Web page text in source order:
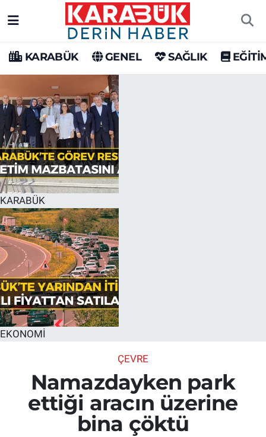
KARABÜK GENEL SAĞLIK
KARABÜK
EKONOMİ
ÇEVRE
Namazdayken park
ettiği aracın üzerine
bina çöktü
Karabük Hava Durumu
Karabük Trafik Yoğunluk Haritası
Süper Lig Puan Durumu ve Fikstür
Tüm Manşetler
Son Dakika Haberleri
Haber Arşivi